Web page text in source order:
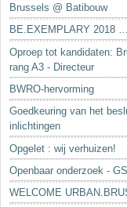
Brussels @ Batibouw
BE.EXEMPLARY 2018
Oproep tot kandidaten:
rang A3 - Directeur
BWRO-hervorming
Goedkeuring van het
inlichtingen
Opgelet : wij verhuizen!
Openbaar onderzoek -
WELCOME